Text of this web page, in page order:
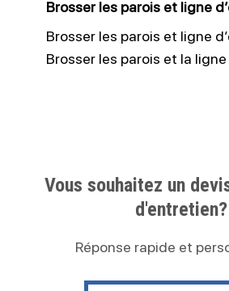
Brosser les parois et ligne
Brosser les parois et ligne
Brosser les parois et la
Vous souhaitez un
d'entretien?
Réponse rapide et
Contactez nous